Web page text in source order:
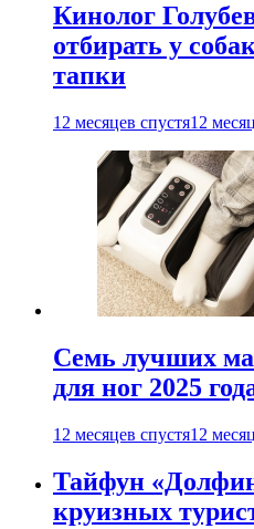
Кинолог
отбирать у
тапки
12 месяцев спустя12
Семь лучших
для ног 2025
12 месяцев спустя12
Тайфун
круизных